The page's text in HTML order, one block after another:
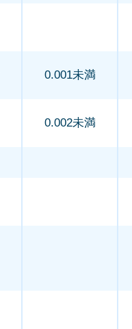
0.001未満
0.002未満